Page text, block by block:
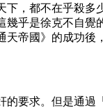
，都不在乎殺
乎是徐克不自
帝國》的成功
要求。但是通